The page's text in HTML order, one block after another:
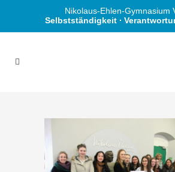
Nikolaus-Ehlen-Gymnasium
Selbstständigkeit ∙